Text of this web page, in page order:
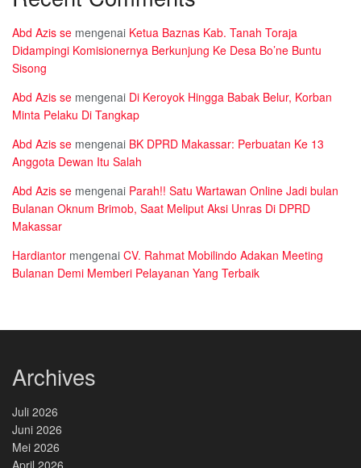
Abd Azis se mengenai Ketua Baznas Kab. Tanah Toraja
Didampingi Komisionernya Berkunjung Ke Desa Bo’ne Buntu
Sisong
Abd Azis se mengenai Di Keroyok Hingga Babak Belur, Korban
Minta Pelaku Di Tangkap
Abd Azis se mengenai BK DPRD Makassar: Perbuatan Ke 13
Anggota Dewan Itu Salah
Abd Azis se mengenai Parah!! Satu Wartawan Online Jadi bulan
Bulanan Oknum Brimob, Saat Meliput Aksi Unras Di DPRD
Makassar
Hardiantor mengenai CV. Rahmat Mobilindo Adakan Meeting
Bulanan Demi Memberi Pelayanan Yang Terbaik
Archives
Juli 2026
Juni 2026
Mei 2026
April 2026